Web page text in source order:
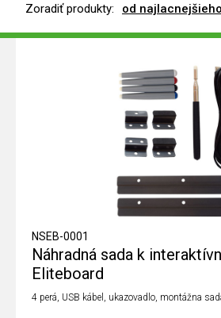
Zoradiť produkty: od najlacnejšieho
NSEB-0001
Náhradná sada k
Eliteboard
4 perá, USB kábel, ukazovadlo, montážna